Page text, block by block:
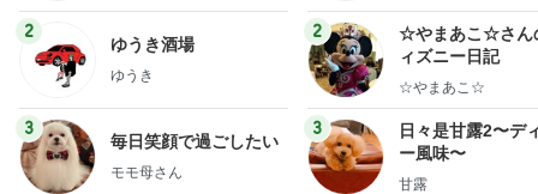
2
ゆうき酒場
ゆうき
3
毎日笑顔で過ごしたい
モモ母さん
ログ
2
☆やまあこ☆さん
ィズニー日記
☆やまあこ☆
3
日々是甘露2〜デ
ー風味〜
甘露